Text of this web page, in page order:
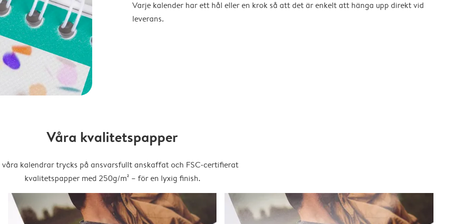
Varje kalender har ett hål eller en krok så att det är enkelt att hänga upp direkt vid
leverans.
Våra kvalitetspapper
kalendrar trycks på ansvarsfullt anskaffat och FSC-certifierat
kvalitetspapper med 250g/m² – för en lyxig finish.